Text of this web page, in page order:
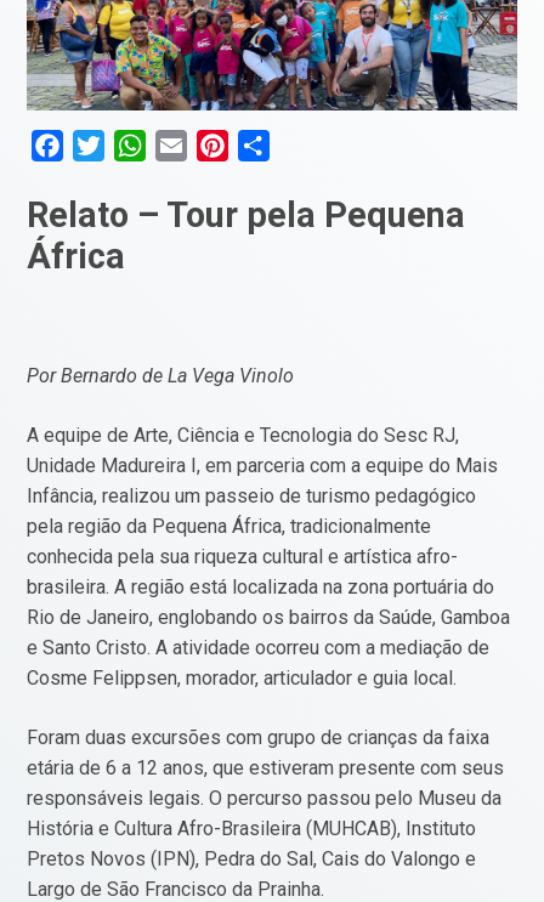
FacebookTwitterWhatsApp
Email Pinterest
Relato – Tour pela Pequena
África
Por Bernardo de La Vega Vinolo
A equipe de Arte, Ciência e Tecnologia do Sesc RJ,
Unidade Madureira I, em parceria com a equipe do Mais
Infância, realizou um passeio de turismo pedagógico
pela região da Pequena África, tradicionalmente
conhecida pela sua riqueza cultural e artística afro-
brasileira. A região está localizada na zona portuária do
Rio de Janeiro, englobando os bairros da Saúde, Gamboa
e Santo Cristo. A atividade ocorreu com a mediação de
Cosme Felippsen, morador, articulador e guia local.
Foram duas excursões com grupo de crianças da faixa
etária de 6 a 12 anos, que estiveram presente com seus
responsáveis legais. O percurso passou pelo Museu da
História e Cultura Afro-Brasileira (MUHCAB), Instituto
Pretos Novos (IPN), Pedra do Sal, Cais do Valongo e
Largo de São Francisco da Prainha.